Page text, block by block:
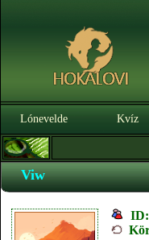
Lónevelde Kvíz
Viw
ID: